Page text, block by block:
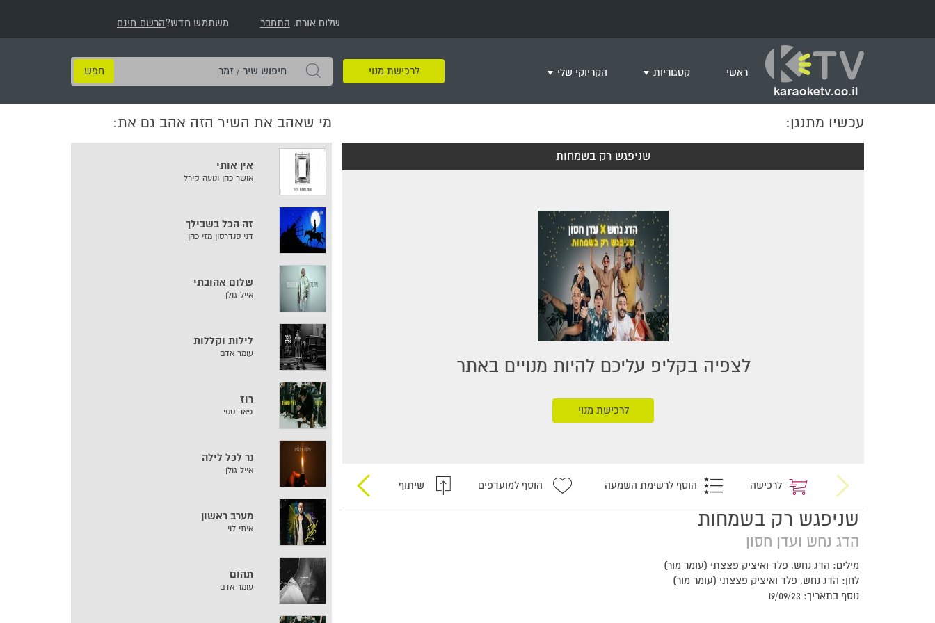
שלום אורח, התחבר משתמש חדש?הרשם חינם
ראשי קטגוריות
שירי רוק/פופ
היפ הופ
English songs
שירי ארץ ישראל
שירי אירוויזיון
מסיבת רווקות
שירי יום הזיכרון
שירי ילדים
הקריוקי שלי
+ צור רשימת השמעה חדשה
לרכישת מנוי
חיפוש
שיר
/
זמר
עכשיו מתנגן:
שניפגש רק בשמחות
לצפיה בקליפ עליכם להיות מנויים באתר
לרכישת מנוי
לרכישה הוסף לרשימת השמעה הוסף למועדפים שיתוף
שניפגש רק בשמחות
הדג נחש ועדן חסון
מילים: הדג נחש, פלד ואיציק פצצתי (עומר מור)
לחן: הדג נחש, פלד ואיציק פצצתי (עומר מור)
נוסף בתאריך: 19/09/23
מי שאהב את השיר הזה אהב גם את:
אין אותי
אושר כהן ונועה קירל
זה הכל בשבילך
דני סנדרסון מזי כהן
שלום אהובתי
אייל גולן
לילות וקללות
עומר אדם
רוז
פאר טסי
נר לכל לילה
אייל גולן
מערב ראשון
איתי לוי
תהום
עומר אדם